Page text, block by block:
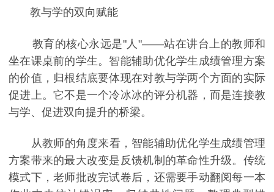
教与学的双向赋能
教育的核心永远是"人"——站在讲台上的教师和
坐在课桌前的学生。智能辅助优化学生成绩管理方案
的价值，归根结底要体现在对教与学两个方面的实际
促进上。它不是一个冷冰冰的评分机器，而是连接教
与学、促进双向提升的桥梁。
从教师的角度来看，智能辅助优化学生成绩管理
方案带来的最大改变是反馈机制的革命性升级。传统
模式下，老师批改完试卷后，还需要手动翻阅每一本